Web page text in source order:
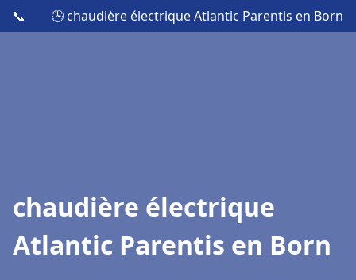
📞 🕒 chaudière électrique Atlantic Parentis en Born
chaudière électrique
Atlantic Parentis en Born